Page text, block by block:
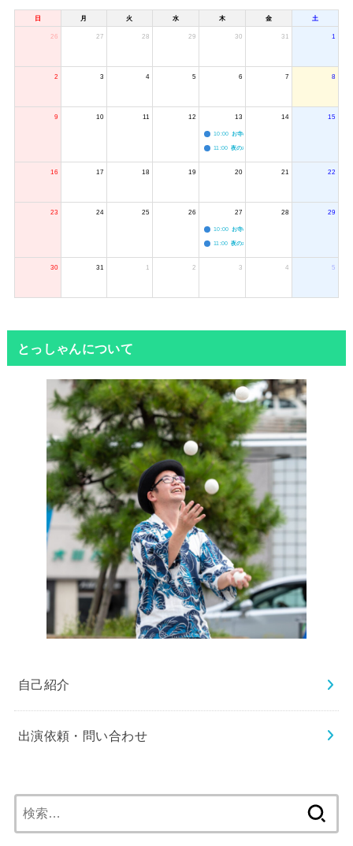
日 月 火 水 木 金 土
26 27 28 29 30 31 1
2 3 4 5 6 7 8
9 10 11 12 13
10:00 お寺のジャグリング教室
11:00 夜のボードゲーム会
14 15
16 17 18 19 20 21 22
23 24 25 26 27
10:00 お寺のジャグリング教室
11:00 夜のボードゲーム会
28 29
30 31 1 2 3 4 5
とっしゃんについて
自己紹介
出演依頼・問い合わせ
索: